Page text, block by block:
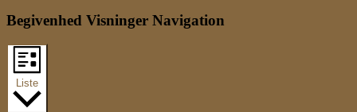
Begivenhed Visninger Navigation
Liste